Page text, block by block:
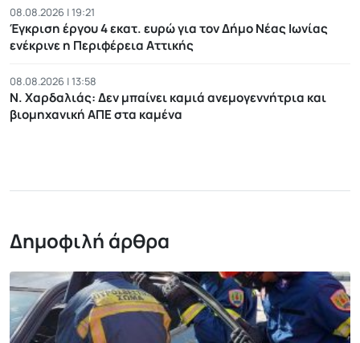
08.08.2026 | 19:21
Έγκριση έργου 4 εκατ. ευρώ για τον Δήμο Νέας Ιωνίας
ενέκρινε η Περιφέρεια Αττικής
08.08.2026 | 13:58
Ν. Χαρδαλιάς: Δεν μπαίνει καμιά ανεμογεννήτρια και
βιομηχανική ΑΠΕ στα καμένα
Δημοφιλή άρθρα